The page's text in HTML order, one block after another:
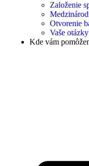
Založenie
Otvorenie
Vaše
Kde vám